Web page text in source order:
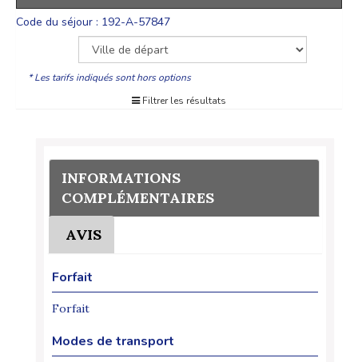
Code du séjour : 192-A-57847
* Les tarifs indiqués sont hors options
Filtrer les résultats
INFORMATIONS
COMPLÉMENTAIRES
AVIS
Forfait
Forfait
Modes de transport